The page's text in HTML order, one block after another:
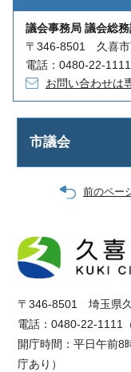
議会事務局 議会総
〒346-8501 久喜市
電話：0480-22-
お問い合わせは
市議会
前のペー
〒346-8501 埼玉県
電話：0480-22-1111
開庁時間：平日午前8
庁あり）